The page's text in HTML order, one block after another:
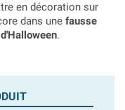
en décoration sur
dans une fausse
.